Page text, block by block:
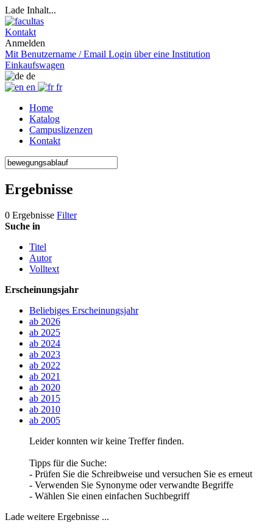
Lade Inhalt...
Kontakt
Anmelden
Mit Benutzername / Email Login über eine Institution
Einkaufswagen
de
en
fr
Home
Katalog
Campuslizenzen
Kontakt
Ergebnisse
0 Ergebnisse Filter
Suche in
Titel
Autor
Volltext
Erscheinungsjahr
Beliebiges Erscheinungsjahr
ab 2026
ab 2025
ab 2024
ab 2023
ab 2022
ab 2021
ab 2020
ab 2015
ab 2010
ab 2005
Leider konnten wir keine Treffer finden.
Tipps für die Suche:
- Prüfen Sie die Schreibweise und versuchen Sie es erneut
- Verwenden Sie Synonyme oder verwandte Begriffe
- Wählen Sie einen einfachen Suchbegriff
Lade weitere Ergebnisse ...